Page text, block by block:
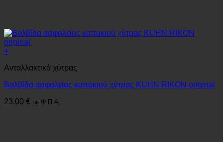
+
Ανταλλακτικά χύτρας
Βαλβίδα ασφαλείας καπακιού χύτρας KUHN RIKON original
23.00 € με Φ.Π.Α.